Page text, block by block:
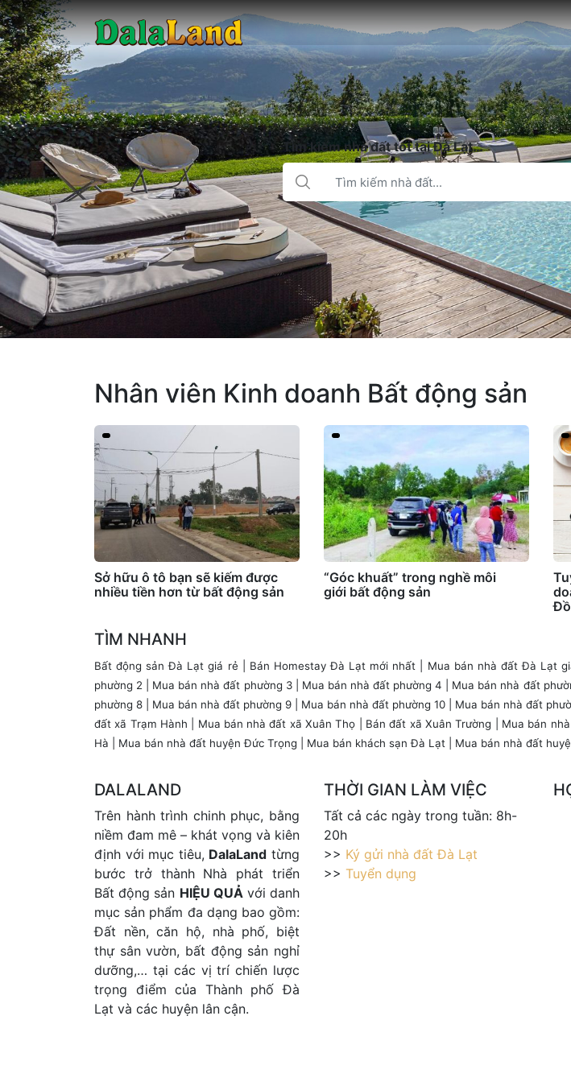
Tìm kiếm nhà đất tốt tại Đà Lạt…
Nhân viên Kinh doanh Bất động sản
Sở hữu ô tô bạn sẽ kiếm được
nhiều tiền hơn từ bất động sản
“Góc khuất” trong nghề môi
giới bất động sản
TÌM NHANH
Bất động sản Đà Lạt giá rẻ Bán Homestay Đà Lạt mới nhất Mua bán nhà đất Đà Lạt
phường 2
Mua bán nhà đất phường 3| Mua bán nhà đất phường 4 Mua bán nhà đất
phường 8
Mua bán nhà đất phường 9 Mua bán nhà đất phường 10 Mua bán nhà đất
đất xã Trạm Hành
Mua bán nhà đất xã Xuân Thọ Bán đất xã Xuân Trường Mua bán
Hà
Mua bán nhà đất huyện Đức Trọng Mua bán khách sạn Đà Lạt | Mua bán nhà đất
DALALAND
Trên hành trình chinh phục, bằng
niềm đam mê – khát vọng và kiên
định với mục tiêu, DalaLand từng
bước trở thành Nhà phát triển
Bất động sản HIỆU QUẢvới danh
mục sản phẩm đa dạng bao gồm:
Đất nền, căn hộ, nhà phố, biệt
thự sân vườn, bất động sản nghỉ
dưỡng,… tại các vị trí chiến lược
trọng điểm của Thành phố Đà
Lạt và các huyện lân cận.
THỜI GIAN LÀM VIỆC
Tất cả các ngày trong tuần: 8h-
20h
>> Ký gửi nhà đất Đà Lạt
>> Tuyển dụng